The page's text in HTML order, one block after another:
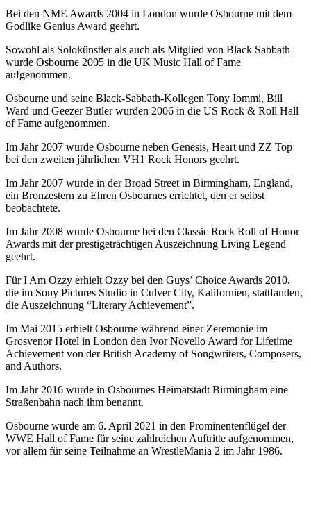
Bei den NME Awards 2004 in London wurde Osbourne mit dem
Godlike Genius Award geehrt.
Sowohl als Solokünstler als auch als Mitglied von Black Sabbath
wurde Osbourne 2005 in die UK Music Hall of Fame
aufgenommen.
Osbourne und seine Black-Sabbath-Kollegen Tony Iommi, Bill
Ward und Geezer Butler wurden 2006 in die US Rock & Roll Hall
of Fame aufgenommen.
Im Jahr 2007 wurde Osbourne neben Genesis, Heart und ZZ Top
bei den zweiten jährlichen VH1 Rock Honors geehrt.
Im Jahr 2007 wurde in der Broad Street in Birmingham, England,
ein Bronzestern zu Ehren Osbournes errichtet, den er selbst
beobachtete.
Im Jahr 2008 wurde Osbourne bei den Classic Rock Roll of Honor
Awards mit der prestigeträchtigen Auszeichnung Living Legend
geehrt.
Für I Am Ozzy erhielt Ozzy bei den Guys’ Choice Awards 2010,
die im Sony Pictures Studio in Culver City, Kalifornien, stattfanden,
die Auszeichnung “Literary Achievement”.
Im Mai 2015 erhielt Osbourne während einer Zeremonie im
Grosvenor Hotel in London den Ivor Novello Award for Lifetime
Achievement von der British Academy of Songwriters, Composers,
and Authors.
Im Jahr 2016 wurde in Osbournes Heimatstadt Birmingham eine
Straßenbahn nach ihm benannt.
Osbourne wurde am 6. April 2021 in den Prominentenflügel der
WWE Hall of Fame für seine zahlreichen Auftritte aufgenommen,
vor allem für seine Teilnahme an WrestleMania 2 im Jahr 1986.